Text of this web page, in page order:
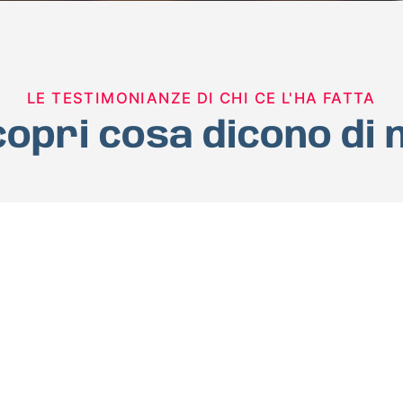
LE TESTIMONIANZE DI CHI CE L'HA FATTA
cosa dicono di